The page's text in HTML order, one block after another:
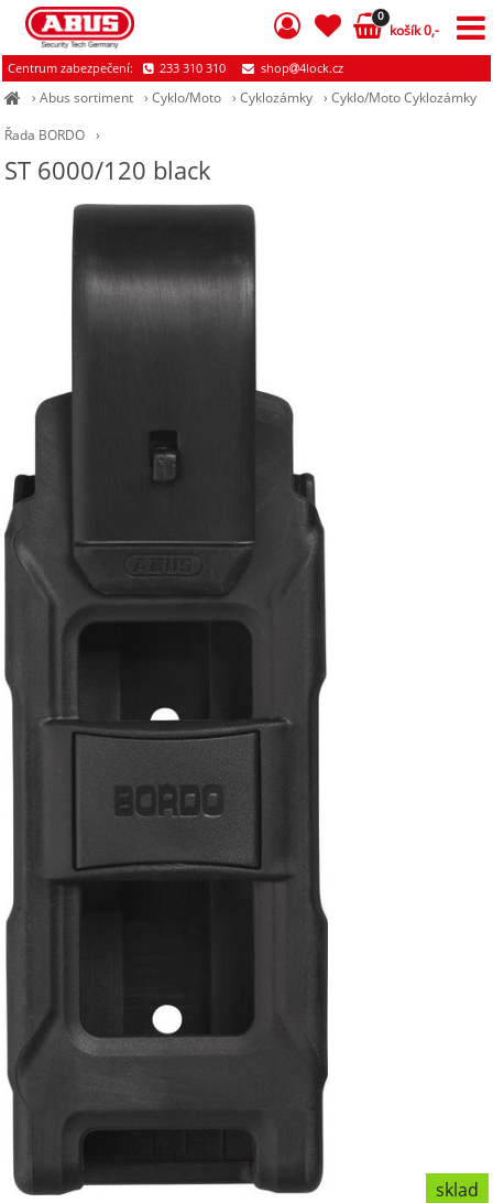
›Abus sortiment ›Cyklo/Moto ›Cyklozámky ›Cyklo/Moto Cyklozámky
Řada BORDO ›
ST 6000/120 black
sklad
0
košík 0,-
Centrum zabezpečení: 233 310 310 shop 4lock.cz